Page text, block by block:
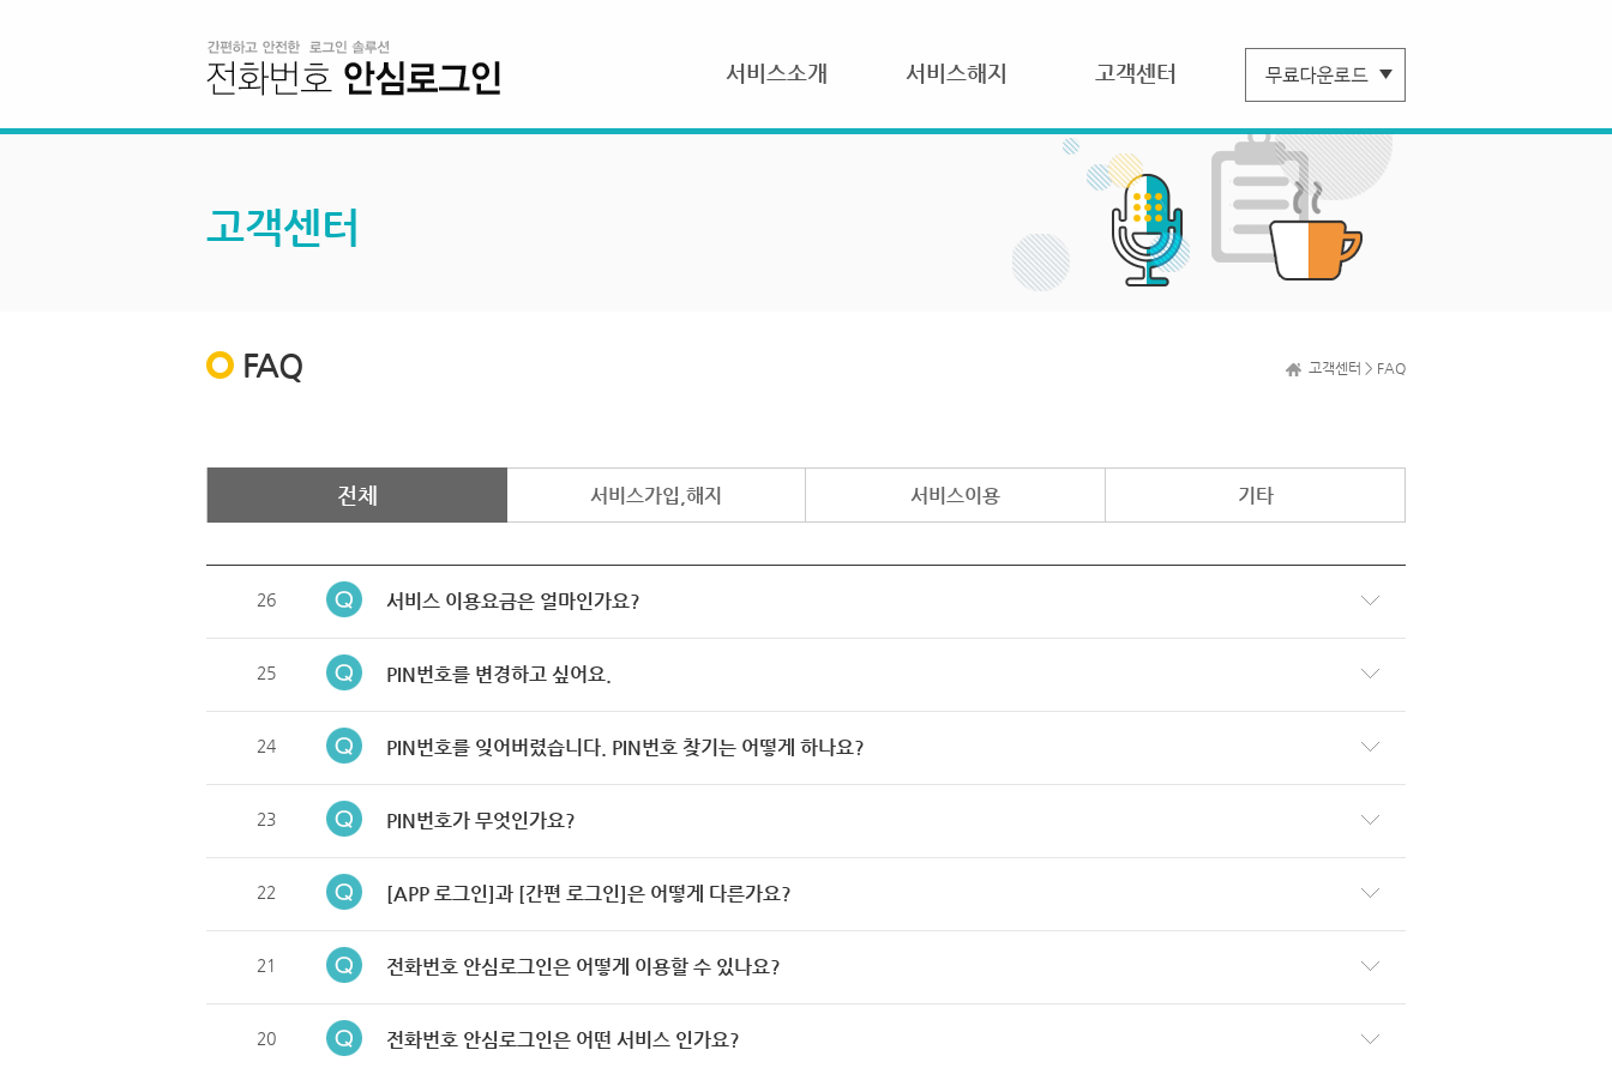
서비스소개 서비스해지 고객센터
고객센터
FAQ 고객센터 > FAQ
전체 서비스가입,해지 서비스이용 기타
26 서비스 이용요금은 얼마인가요?
25 PIN번호를 변경하고 싶어요.
24 PIN번호를 잊어버렸습니다. PIN번호 찾기는 어떻게 하나요?
23 PIN번호가 무엇인가요?
22 [APP 로그인]과 [간편 로그인]은 어떻게 다른가요?
21 전화번호 안심로그인은 어떻게 이용할 수 있나요?
20 전화번호 안심로그인은 어떤 서비스 인가요?